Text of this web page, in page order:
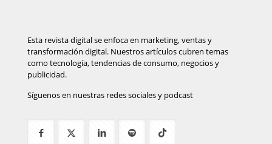
Esta revista digital se enfoca en marketing, ventas y
transformación digital. Nuestros artículos cubren temas
como tecnología, tendencias de consumo, negocios y
publicidad.
Síguenos en nuestras redes sociales y podcast